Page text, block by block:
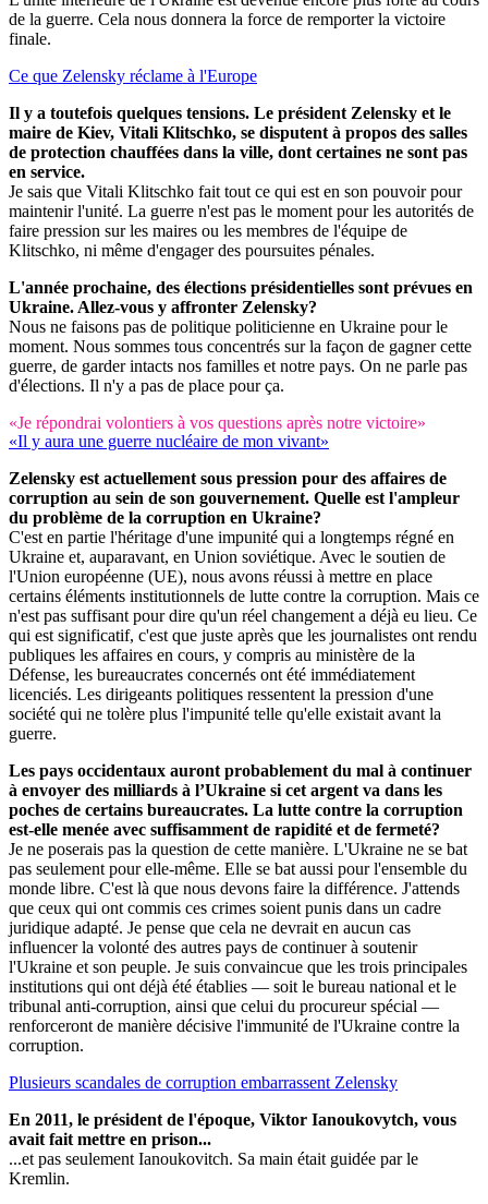
de la guerre. Cela nous donnera la force de remporter la victoire
finale.
Ce que Zelensky réclame à l'Europe
Il y a toutefois quelques tensions. Le président Zelensky et le
maire de Kiev, Vitali Klitschko, se disputent à propos des salles
de protection chauffées dans la ville, dont certaines ne sont pas
en service.
Je sais que Vitali Klitschko fait tout ce qui est en son pouvoir pour
maintenir l'unité. La guerre n'est pas le moment pour les autorités de
faire pression sur les maires ou les membres de l'équipe de
Klitschko, ni même d'engager des poursuites pénales.
L'année prochaine, des élections présidentielles sont prévues en
Ukraine. Allez-vous y affronter Zelensky?
Nous ne faisons pas de politique politicienne en Ukraine pour le
moment. Nous sommes tous concentrés sur la façon de gagner cette
guerre, de garder intacts nos familles et notre pays. On ne parle pas
d'élections. Il n'y a pas de place pour ça.
«Je répondrai volontiers à vos questions après notre victoire»
«Il y aura une guerre nucléaire de mon vivant»
Zelensky est actuellement sous pression pour des affaires de
corruption au sein de son gouvernement. Quelle est l'ampleur
du problème de la corruption en Ukraine?
C'est en partie l'héritage d'une impunité qui a longtemps régné en
Ukraine et, auparavant, en Union soviétique. Avec le soutien de
l'Union européenne (UE), nous avons réussi à mettre en place
certains éléments institutionnels de lutte contre la corruption. Mais ce
n'est pas suffisant pour dire qu'un réel changement a déjà eu lieu. Ce
qui est significatif, c'est que juste après que les journalistes ont rendu
publiques les affaires en cours, y compris au ministère de la
Défense, les bureaucrates concernés ont été immédiatement
licenciés. Les dirigeants politiques ressentent la pression d'une
société qui ne tolère plus l'impunité telle qu'elle existait avant la
guerre.
Les pays occidentaux auront probablement du mal à continuer
à envoyer des milliards à l’Ukraine si cet argent va dans les
poches de certains bureaucrates. La lutte contre la corruption
est-elle menée avec suffisamment de rapidité et de fermeté?
Je ne poserais pas la question de cette manière. L'Ukraine ne se bat
pas seulement pour elle-même. Elle se bat aussi pour l'ensemble du
monde libre. C'est là que nous devons faire la différence. J'attends
que ceux qui ont commis ces crimes soient punis dans un cadre
juridique adapté. Je pense que cela ne devrait en aucun cas
influencer la volonté des autres pays de continuer à soutenir
l'Ukraine et son peuple. Je suis convaincue que les trois principales
institutions qui ont déjà été établies — soit le bureau national et le
tribunal anti-corruption, ainsi que celui du procureur spécial —
renforceront de manière décisive l'immunité de l'Ukraine contre la
corruption.
Plusieurs scandales de corruption embarrassent Zelensky
En 2011, le président de l'époque, Viktor Ianoukovytch, vous
avait fait mettre en prison...
...et pas seulement Ianoukovitch. Sa main était guidée par le
Kremlin.